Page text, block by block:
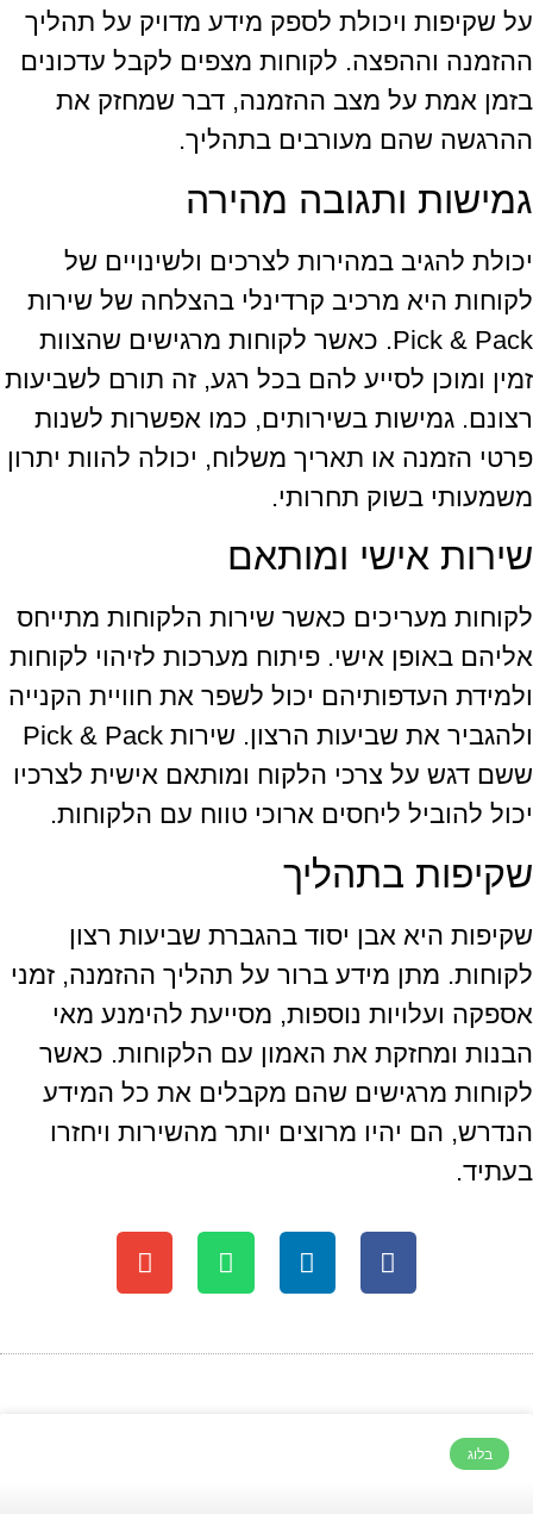
על שקיפות ויכולת לספק מידע מדויק על תהליך
ההזמנה וההפצה. לקוחות מצפים לקבל עדכונים
בזמן אמת על מצב ההזמנה, דבר שמחזק את
ההרגשה שהם מעורבים בתהליך.
גמישות ותגובה מהירה
יכולת להגיב במהירות לצרכים ולשינויים של
לקוחות היא מרכיב קרדינלי בהצלחה של שירות
Pick & Pack. כאשר לקוחות מרגישים שהצוות
זמין ומוכן לסייע להם בכל רגע, זה תורם לשביעות
רצונם. גמישות בשירותים, כמו אפשרות לשנות
פרטי הזמנה או תאריך משלוח, יכולה להוות יתרון
משמעותי בשוק תחרותי.
שירות אישי ומותאם
לקוחות מעריכים כאשר שירות הלקוחות מתייחס
אליהם באופן אישי. פיתוח מערכות לזיהוי לקוחות
ולמידת העדפותיהם יכול לשפר את חוויית הקנייה
ולהגביר את שביעות הרצון. שירות Pick & Pack
ששם דגש על צרכי הלקוח ומותאם אישית לצרכיו
יכול להוביל ליחסים ארוכי טווח עם הלקוחות.
שקיפות בתהליך
שקיפות היא אבן יסוד בהגברת שביעות רצון
לקוחות. מתן מידע ברור על תהליך ההזמנה, זמני
אספקה ועלויות נוספות, מסייעת להימנע מאי
הבנות ומחזקת את האמון עם הלקוחות. כאשר
לקוחות מרגישים שהם מקבלים את כל המידע
הנדרש, הם יהיו מרוצים יותר מהשירות ויחזרו
בעתיד.
בלוג